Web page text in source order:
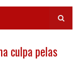
culpa pelas